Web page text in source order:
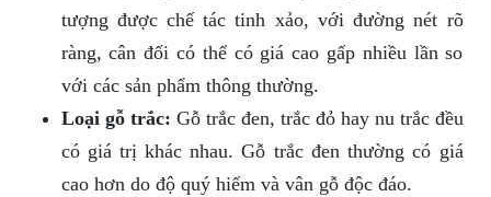
tượng được chế tác tinh xảo, với đường nét rõ
ràng, cân đối có thể có giá cao gấp nhiều lần so
với các sản phẩm thông thường.
Loại gỗ trắc: Gỗ trắc đen, trắc đỏ hay nu trắc đều
có giá trị khác nhau. Gỗ trắc đen thường có giá
cao hơn do độ quý hiếm và vân gỗ độc đáo.